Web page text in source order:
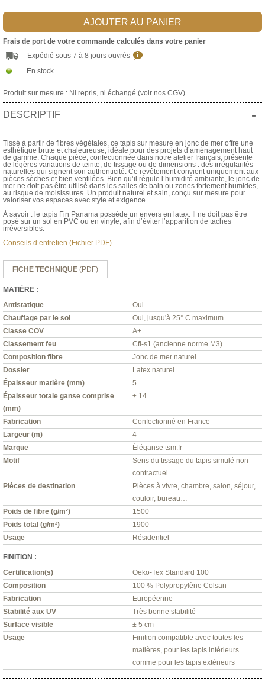
AJOUTER AU PANIER
Frais de port de votre commande calculés dans votre panier
Expédié sous 7 à 8 jours ouvrés
En stock
Produit sur mesure : Ni repris, ni échangé (voir nos CGV)
DESCRIPTIF -
Tissé à partir de fibres végétales, ce tapis sur mesure en jonc de mer offre une
esthétique brute et chaleureuse, idéale pour des projets d’aménagement haut
de gamme. Chaque pièce, confectionnée dans notre atelier français, présente
de légères variations de teinte, de tissage ou de dimensions : des irrégularités
naturelles qui signent son authenticité. Ce revêtement convient uniquement aux
pièces sèches et bien ventilées. Bien qu’il régule l’humidité ambiante, le jonc de
mer ne doit pas être utilisé dans les salles de bain ou zones fortement humides,
au risque de moisissures. Un produit naturel et sain, conçu sur mesure pour
valoriser vos espaces avec style et exigence.
À savoir : le tapis Fin Panama possède un envers en latex. Il ne doit pas être
posé sur un sol en PVC ou en vinyle, afin d’éviter l’apparition de taches
irréversibles.
Conseils d’entretien (Fichier PDF)
FICHE TECHNIQUE (PDF)
MATIÈRE :
Antistatique
Oui
Chauffage par le sol
Oui, jusqu'à 25° C maximum
Classe COV
A+
Classement feu
Cfl-s1 (ancienne norme M3)
Composition fibre
Jonc de mer naturel
Dossier
Latex naturel
Épaisseur matière (mm)
5
Épaisseur totale ganse comprise
(mm)
± 14
Fabrication
Confectionné en France
Largeur (m)
4
Marque
Éléganse tsm.fr
Motif
Sens du tissage du tapis simulé non
contractuel
Pièces de destination
Pièces à vivre, chambre, salon, séjour,
couloir, bureau…
Poids de fibre (g/m²)
1500
Poids total (g/m²)
1900
Usage
Résidentiel
FINITION :
Certification(s)
Oeko-Tex Standard 100
Composition
100 % Polypropylène Colsan
Fabrication
Européenne
Stabilité aux UV
Très bonne stabilité
Surface visible
± 5 cm
Usage
Finition compatible avec toutes les
matières, pour les tapis intérieurs
comme pour les tapis extérieurs